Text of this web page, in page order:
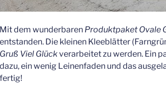
Mit dem wunderbaren Produktpaket Ovale
entstanden. Die kleinen Kleeblätter
Gruß Viel Glückverarbeitet zu werden. Ein
dazu, ein wenig Leinenfaden und das
fertig!